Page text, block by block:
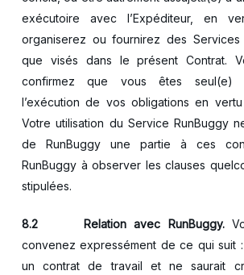
exécutoire avec l’Expéditeur, en
organiserez ou fournirez des
que visés dans le présent Contrat.
confirmez que vous êtes seul(e)
l’exécution de vos obligations en
Votre utilisation du Service RunBuggy
de RunBuggy une partie à ces
RunBuggy à observer les clauses
stipulées.
8.2 Relation avec RunBuggy.
convenez expressément de ce qui suit
un contrat de travail et ne saurait